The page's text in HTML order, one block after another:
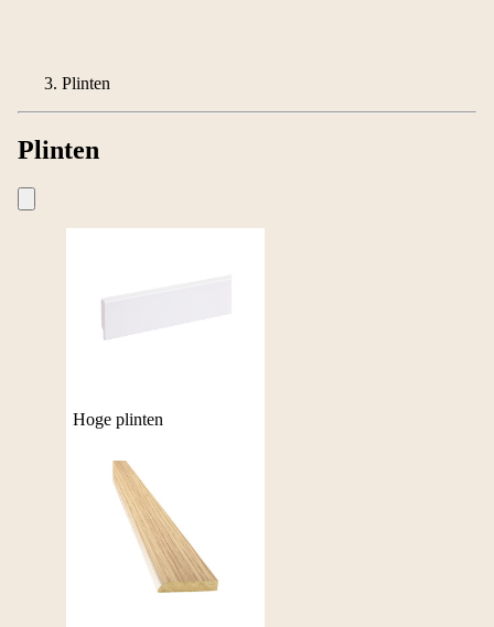
Plinten
Plinten
Hoge plinten